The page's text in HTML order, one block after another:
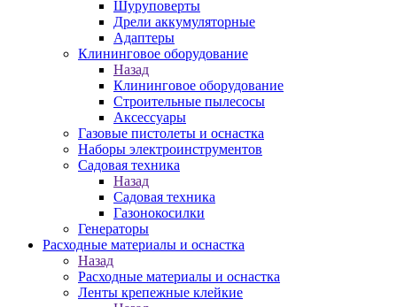
Шуруповерты
Дрели аккумуляторные
Адаптеры
Клининговое оборудование
Назад
Клининговое оборудование
Строительные пылесосы
Аксессуары
Газовые пистолеты и оснастка
Наборы электроинструментов
Садовая техника
Назад
Садовая техника
Газонокосилки
Генераторы
Расходные материалы и оснастка
Назад
Расходные материалы и оснастка
Ленты крепежные клейкие